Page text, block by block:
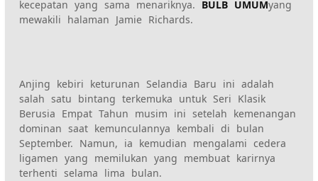
kecepatan yang sama menariknya. BULB UMUMyang
mewakili halaman Jamie Richards.
Anjing kebiri keturunan Selandia Baru ini adalah
salah satu bintang terkemuka untuk Seri Klasik
Berusia Empat Tahun musim ini setelah kemenangan
dominan saat kemunculannya kembali di bulan
September. Namun, ia kemudian mengalami cedera
ligamen yang memilukan yang membuat karirnya
terhenti selama lima bulan.